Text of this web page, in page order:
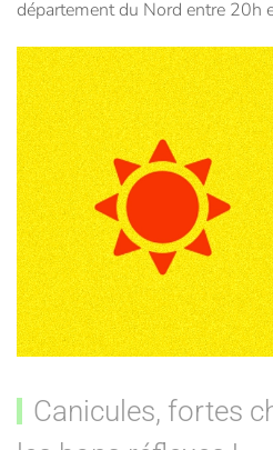
département du Nord entre 20h
Canicules, fortes